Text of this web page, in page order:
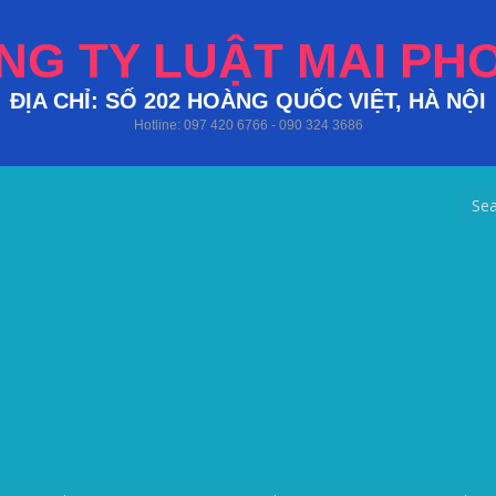
TY LUẬT MAI
ĐỊA CHỈ: SỐ 202 HOÀNG QUỐC VIỆT, HÀ NỘI
Hotline: 097 420 6766 - 090 324 3686